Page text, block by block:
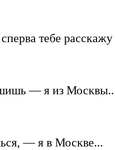
тебе
— я из
— я в Москве...